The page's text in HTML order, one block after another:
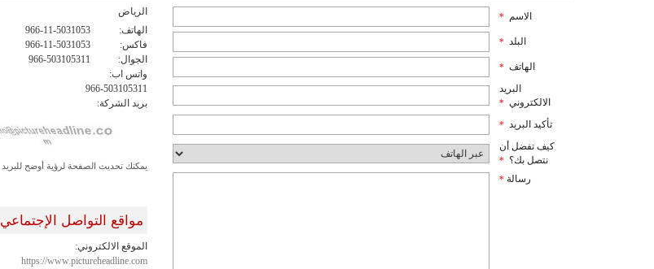
الاسم *
البلد *
الهاتف *
البريد
الالكتروني *
تأكيد البريد *
كيف تفضل أن
نتصل بك؟ *
رسالة *
الرياض
الهاتف:
966-11-5031053
فاكس:
966-11-5031053
الجوال:
966-503105311
واتس اب:
966-503105311
بريد الشركة:
يمكنك تحديث الصفحة لرؤية أوضح للبريد
مواقع التواصل الإجتماعي
الموقع الالكتروني:
https://www.pictureheadline.com